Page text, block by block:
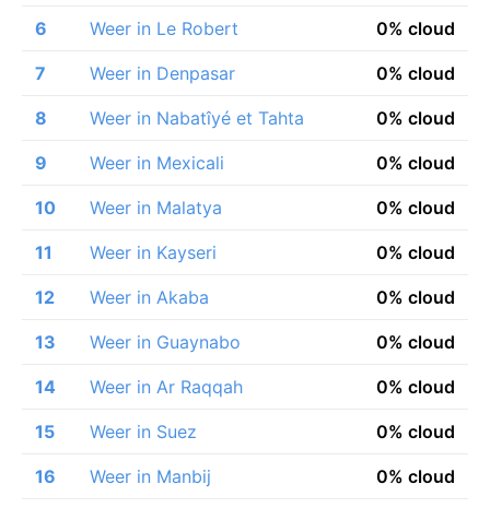
6 Weer in Le Robert 0% cloud
7 Weer in Denpasar 0% cloud
8 Weer in Nabatîyé et Tahta 0% cloud
9 Weer in Mexicali 0% cloud
10 Weer in Malatya 0% cloud
11 Weer in Kayseri 0% cloud
12 Weer in Akaba 0% cloud
13 Weer in Guaynabo 0% cloud
14 Weer in Ar Raqqah 0% cloud
15 Weer in Suez 0% cloud
16 Weer in Manbij 0% cloud